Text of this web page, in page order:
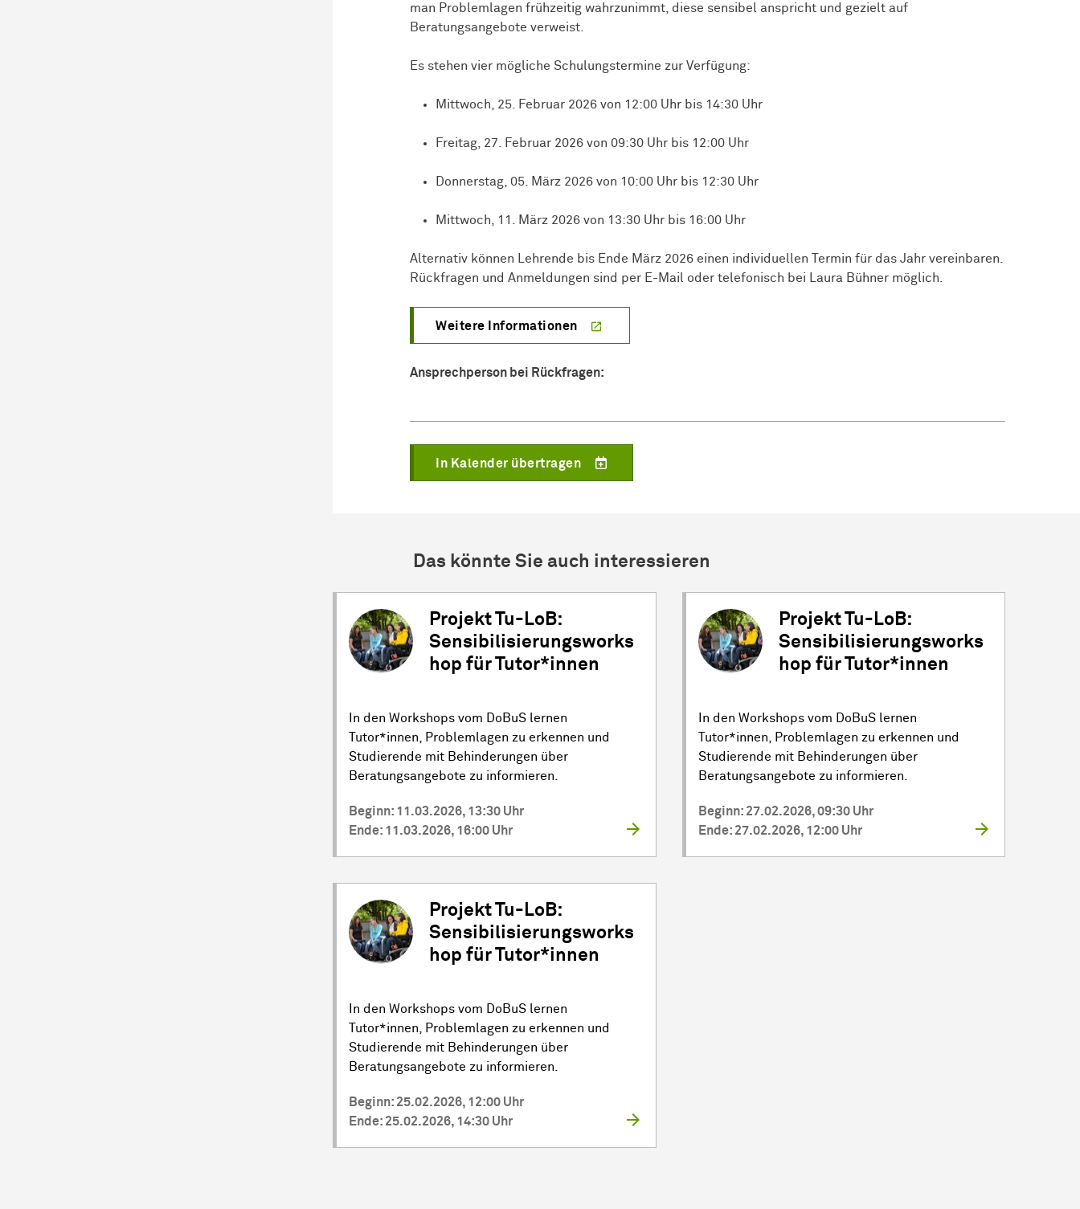
man Problemlagen frühzeitig wahrzunimmt, diese sensibel anspricht und gezielt auf
Beratungsangebote verweist.
Es stehen vier mögliche Schulungstermine zur Verfügung:
Mittwoch, 25. Februar 2026 von 12:00 Uhr bis 14:30 Uhr
Freitag, 27. Februar 2026 von 09:30 Uhr bis 12:00 Uhr
Donnerstag, 05. März 2026 von 10:00 Uhr bis 12:30 Uhr
Mittwoch, 11. März 2026 von 13:30 Uhr bis 16:00 Uhr
Alternativ können Lehrende bis Ende März 2026 einen individuellen Termin für das Jahr vereinbaren.
Rückfragen und Anmeldungen sind per E-Mail oder telefonisch bei Laura Bühner möglich.
Weitere Informationen
Ansprechperson bei Rückfragen:
In Kalender übertragen
Das könnte Sie auch interessieren
Projekt Tu-LoB:
Sensibilisierungsworks
hop für Tutor*innen
In den Workshops vom DoBuS lernen
Tutor*innen, Problemlagen zu erkennen und
Studierende mit Behinderungen über
Beratungsangebote zu informieren.
Beginn: 11.03.2026, 13:30 Uhr
Ende: 11.03.2026, 16:00 Uhr
Projekt Tu-LoB:
Sensibilisierungsworks
hop für Tutor*innen
In den Workshops vom DoBuS lernen
Tutor*innen, Problemlagen zu erkennen und
Studierende mit Behinderungen über
Beratungsangebote zu informieren.
Beginn: 27.02.2026, 09:30 Uhr
Ende: 27.02.2026, 12:00 Uhr
Projekt Tu-LoB:
Sensibilisierungsworks
hop für Tutor*innen
In den Workshops vom DoBuS lernen
Tutor*innen, Problemlagen zu erkennen und
Studierende mit Behinderungen über
Beratungsangebote zu informieren.
Beginn: 25.02.2026, 12:00 Uhr
Ende: 25.02.2026, 14:30 Uhr